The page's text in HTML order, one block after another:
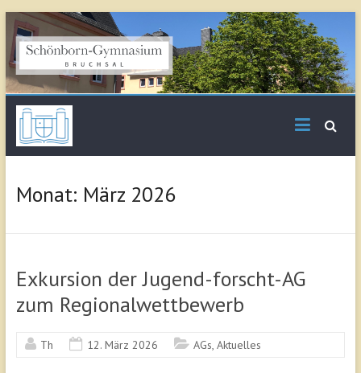
Skip
to
content
Gymnasium Bruchsal
Monat: März 2026
Exkursion der Jugend-forscht-AG
zum Regionalwettbewerb
Th 12. März 2026 AGs, Aktuelles